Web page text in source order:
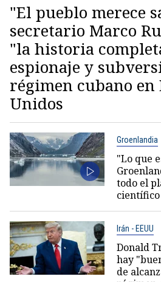
"El pueblo merece
secretario Marco
"la historia
espionaje y
régimen cubano en
Unidos
Groenlandia
"Lo que
todo el
científico
Irán - EEUU
Donald
hay
de